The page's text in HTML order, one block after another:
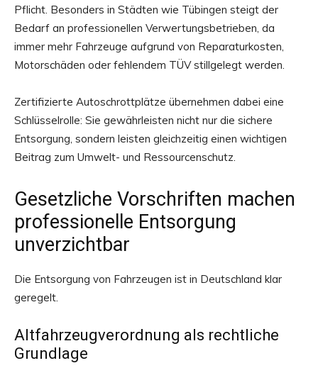
Pflicht. Besonders in Städten wie Tübingen steigt der
Bedarf an professionellen Verwertungsbetrieben, da
immer mehr Fahrzeuge aufgrund von Reparaturkosten,
Motorschäden oder fehlendem TÜV stillgelegt werden.
Zertifizierte Autoschrottplätze übernehmen dabei eine
Schlüsselrolle: Sie gewährleisten nicht nur die sichere
Entsorgung, sondern leisten gleichzeitig einen wichtigen
Beitrag zum Umwelt- und Ressourcenschutz.
Gesetzliche Vorschriften machen
professionelle Entsorgung
unverzichtbar
Die Entsorgung von Fahrzeugen ist in Deutschland klar
geregelt.
Altfahrzeugverordnung als rechtliche
Grundlage